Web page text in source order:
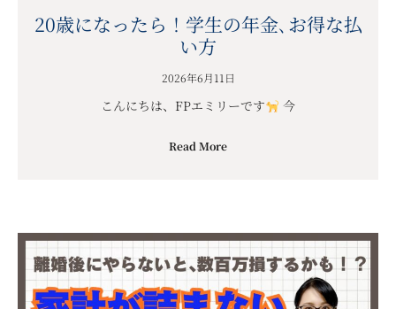
20歳になったら！学生の年金､お得な払
い方
2026年6月11日
こんにちは、FPエミリーです 今
Read More